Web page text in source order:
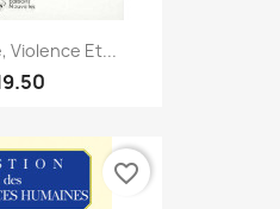
Violence Et...
favorite_border